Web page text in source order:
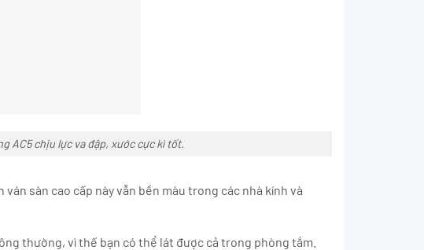
AC5 chịu lực va đập, xước cực kì tốt.
sàn cao cấp này vẫn bền màu trong các nhà kính và
thường, vì thế bạn có thể lát được cả trong phòng tắm.